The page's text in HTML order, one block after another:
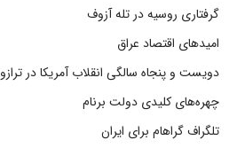
گرفتاری روسیه در تله آزوف
امیدهای اقتصاد عراق
دویست و پنجاه سالگی انقلاب آمریکا در ترازو
چهره‌های کلیدی دولت برنام
تلگراف گراهام برای ایران